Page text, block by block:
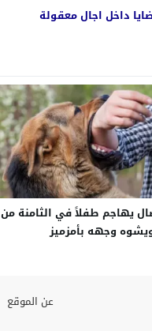
داخل اجال معقولة
يهاجم طفلاً في الثامنة من
وجهه بأمزميز
عن الموقع